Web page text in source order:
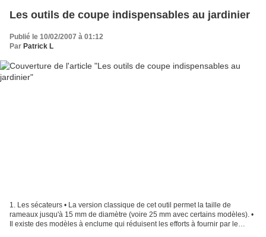
Les outils de coupe indispensables au jardinier
Publié le 10/02/2007 à 01:12
Par Patrick L
1. Les sécateurs • La version classique de cet outil permet la taille de
rameaux jusqu'à 15 mm de diamètre (voire 25 mm avec certains modèles). •
Il existe des modèles à enclume qui réduisent les efforts à fournir par le